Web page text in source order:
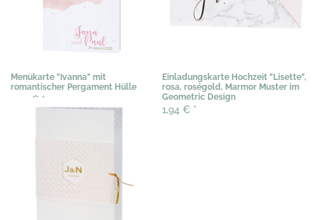
Menükarte "Ivanna" mit
romantischer Pergament Hülle
1,20 € *
Einladungskarte Hochzeit "Lisette",
rosa, roségold, Marmor Muster im
Geometric Design
1,94 € *